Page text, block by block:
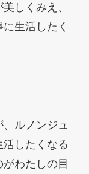
しくみえ、
生活したく
ルノンジュ
したくなる
わたしの目